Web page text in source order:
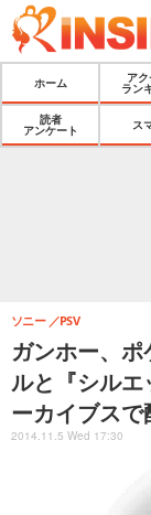
ホーム
アク
ラン
読者
アンケート
ス
ガンホー、
ルと『シル
ーカイブス
ソニー PSV
2014.11.5 Wed 17:30